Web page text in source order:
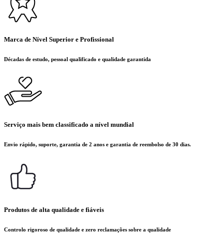
Marca de Nível Superior e Profissional
Décadas de estudo, pessoal qualificado e qualidade garantida
Serviço mais bem classificado a nível mundial
Envio rápido, suporte, garantia de 2 anos e garantia de reembolso de 30 dias.
Produtos de alta qualidade e fiáveis
Controlo rigoroso de qualidade e zero reclamações sobre a qualidade